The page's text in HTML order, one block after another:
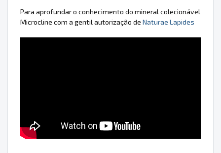
Para aprofundar o conhecimento do mineral colecionável
Microcline com a gentil autorização de Naturae Lapides